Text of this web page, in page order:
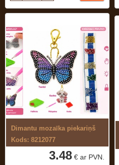
Dimantu mozaīka piekariņš
Kods: 8212077
3.48 € ar PVN.